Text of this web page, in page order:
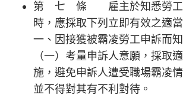
第 七 條 雇主於知悉勞工
時，應採取下列立即有效之適當
一、因接獲被霸凌勞工申訴而知
（一）考量申訴人意願，採取
施，避免申訴人遭受職場霸凌
並不得對其有不利對待。